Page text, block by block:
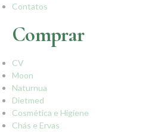
Contatos
Comprar
CV
Moon
Naturnua
Dietmed
Cosmética e Higiene
Chás e Ervas